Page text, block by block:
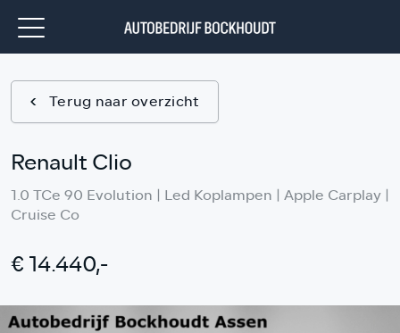
Terug naar overzicht
Renault Clio
1.0 TCe 90 Evolution | Led Koplampen | Apple Carplay |
Cruise Co
€ 14.440,-